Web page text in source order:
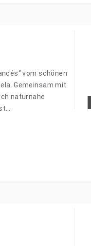
vom schönen
Gemeinsam mit
naturnahe